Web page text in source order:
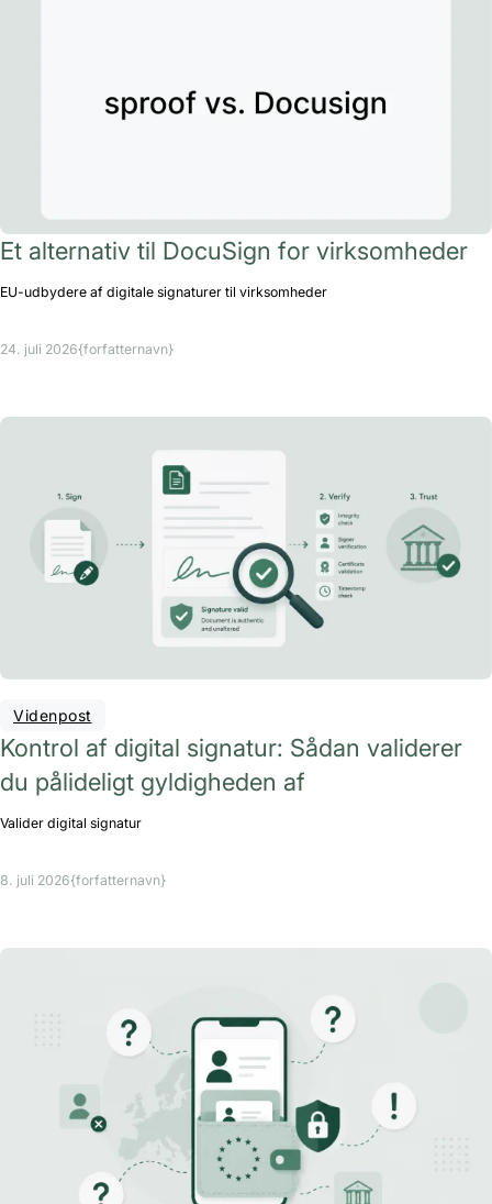
Et alternativ til DocuSign for virksomheder
EU-udbydere af digitale signaturer til virksomheder
24. juli 2026{forfatternavn}
Videnpost
Kontrol af digital signatur: Sådan validerer
du pålideligt gyldigheden af
Valider digital signatur
8. juli 2026{forfatternavn}